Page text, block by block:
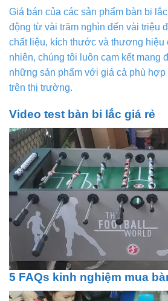
Giá bán của các sản phẩm bàn bi
động từ vài trăm nghìn đến vài triệu
chất liệu, kích thước và thương hiệu
nhiên, chúng tôi luôn cam kết mang
những sản phẩm với giá cả phù
trên thị trường.
Video test bàn bi lắc giá rẻ
5 FAQs kinh nghiệm mua